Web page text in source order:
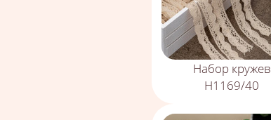
Набор кружев
Н1169/40